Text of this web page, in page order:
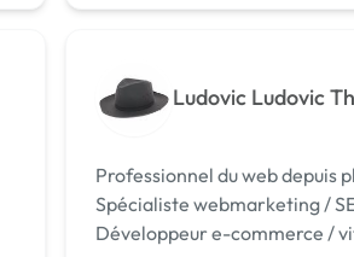
Ludovic Ludovic
Professionnel du web depuis
Spécialiste webmarketing /
Développeur e-commerce /